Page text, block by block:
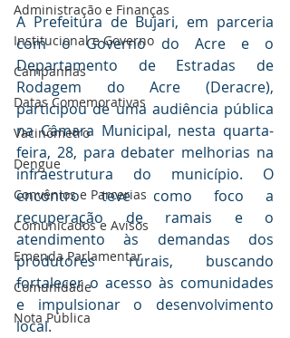
Administração e Finanças
Institucional e Governo
Campanhas
Datas Comemorativas
Vacinômetro
Dengue
Convênios e Parcerias
Comunicados e Avisos
Emenda Parlamentar
Comunidade
Nota Pública
A Prefeitura de Bujari, em parceria
com o Governo do Acre e o
Departamento de Estradas de
Rodagem do Acre (Deracre),
participou de uma audiência pública
na Câmara Municipal, nesta quarta-
feira, 28, para debater melhorias na
infraestrutura do município. O
encontro teve como foco a
recuperação de ramais e o
atendimento às demandas dos
produtores rurais, buscando
fortalecer o acesso às comunidades
e impulsionar o desenvolvimento
local.